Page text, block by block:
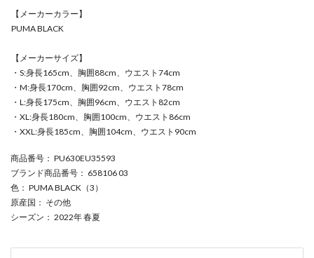
【メーカーカラー】
PUMA BLACK
【メーカーサイズ】
・S:身長165cm、胸囲88cm、ウエスト74cm
・M:身長170cm、胸囲92cm、ウエスト78cm
・L:身長175cm、胸囲96cm、ウエスト82cm
・XL:身長180cm、胸囲100cm、ウエスト86cm
・XXL:身長185cm、胸囲104cm、ウエスト90cm
商品番号 ： PU630EU35593
ブランド商品番号 ： 658106 03
色 ： PUMA BLACK（3）
原産国 ： その他
シーズン ： 2022年 春夏